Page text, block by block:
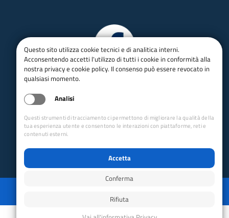
Powered by GRUPPO YEC
Questo sito utilizza cookie tecnici e di analitica interni.
Acconsentendo accetti l'utilizzo di tutti i cookie in conformità alla
nostra privacy e cookie policy. Il consenso può essere revocato in
qualsiasi momento.
Analisi
Questi strumenti di tracciamento ci permettono di migliorare la qualità della
tua esperienza utente e consentono le interazioni con piattaforme, reti e
contenuti esterni.
Accetta
Conferma
Rifiuta